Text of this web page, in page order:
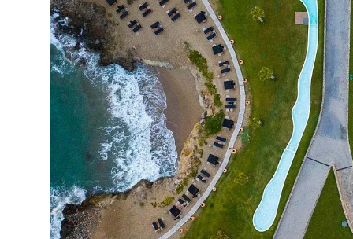
Privatus
Smėlio
Skėčiai, gultai – nemokamai
Kontaktai:
Adresas:Elounda Bay, Elounda, 72053, Crete,
Telefonas:+30 28410 23800
El. pašto adresas:info@abaton.gr
Internetinė svetainė:www.abaton.gr